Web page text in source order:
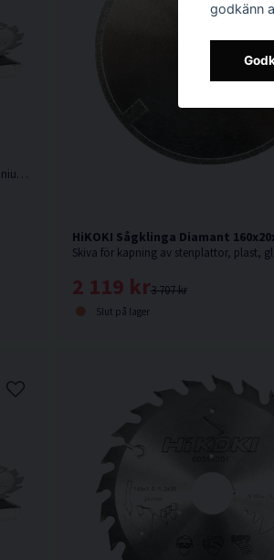
Praktiskt cirkelsågbladset med tre klingor i aluminiumlåda
HiKOKI Sågklinga Diamant
3 707 kr
2 119 kr
Slut på lager
godkänn